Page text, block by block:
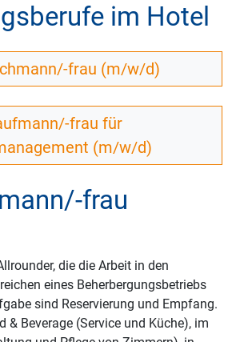
im Hotel
frau (m/w/d)
frau für
(m/w/d)
frau
die die Arbeit in den
eines Beherbergungsbetriebs
sind Reservierung und Empfang.
& Beverage (Service und Küche), im